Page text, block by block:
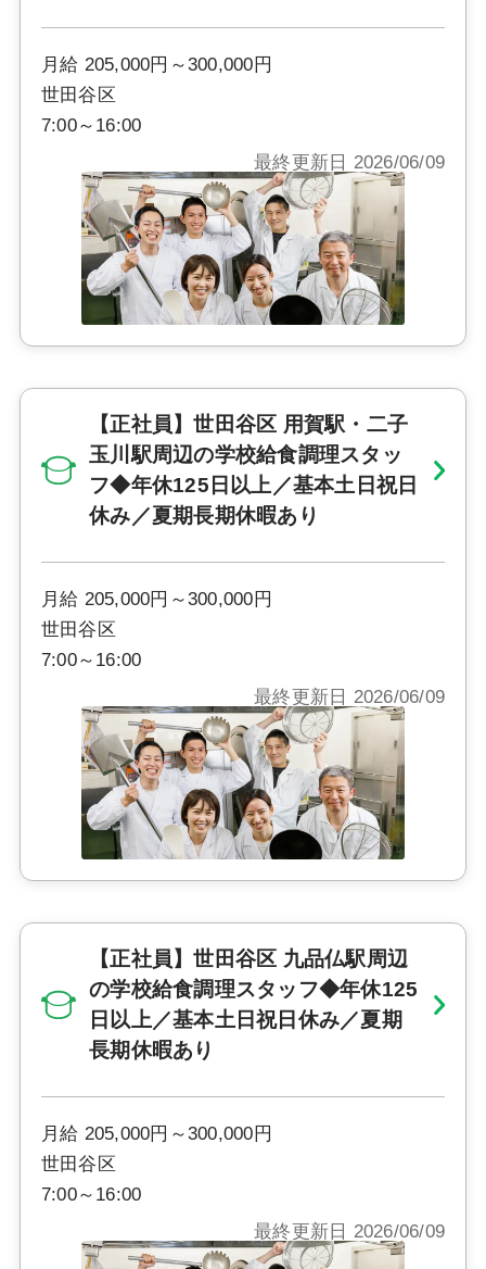
月給 205,000円～300,000円
世田谷区
7:00～16:00
最終更新日 2026/06/09
【正社員】世田谷区 用賀駅・二子
玉川駅周辺の学校給食調理スタッ
フ◆年休125日以上／基本土日祝日
休み／夏期長期休暇あり
月給 205,000円～300,000円
世田谷区
7:00～16:00
最終更新日 2026/06/09
【正社員】世田谷区 九品仏駅周辺
の学校給食調理スタッフ◆年休125
日以上／基本土日祝日休み／夏期
長期休暇あり
月給 205,000円～300,000円
世田谷区
7:00～16:00
最終更新日 2026/06/09